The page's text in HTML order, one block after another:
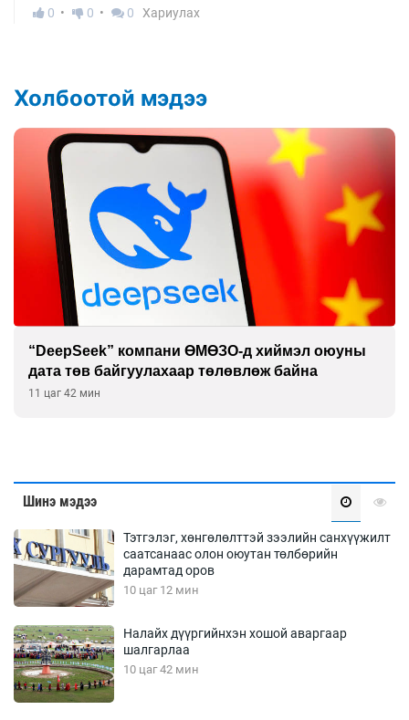
0
0 0 Хариулах
Холбоотой мэдээ
“DeepSeek” компани ӨМӨЗО-д хиймэл оюуны
дата төв байгуулахаар төлөвлөж байна
11 цаг 42 мин
Шинэ мэдээ
Тэтгэлэг, хөнгөлөлттэй зээлийн санхүүжилт
саатсанаас олон оюутан төлбөрийн
дарамтад оров
10 цаг 12 мин
Налайх дүүргийнхэн хошой аваргаар
шалгарлаа
10 цаг 42 мин